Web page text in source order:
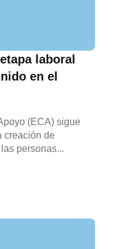
laboral
en el
(ECA) sigue
creación de
personas...